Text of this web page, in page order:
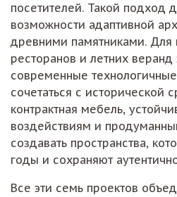
посетителей. Такой подход
возможности адаптивной
древними памятниками. Для
ресторанов и летних веранд
современные
сочетаться с исторической
контрактная мебель,
воздействиям и
создавать пространства,
годы и сохраняют
Все эти семь проектов